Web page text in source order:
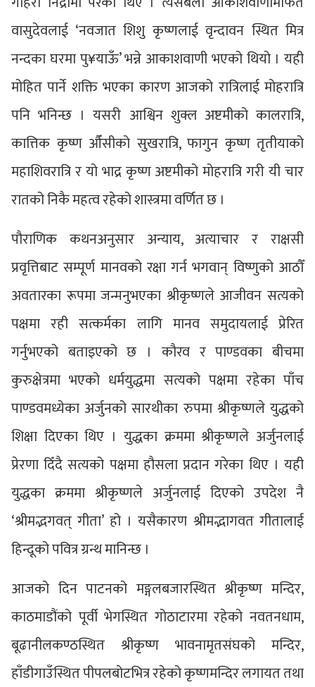
वासुदेवलाई ‘नवजात शिशु कृष्णलाई वृन्दावन स्थित मित्र
नन्दका घरमा पु¥याऊँ’ भन्ने आकाशवाणी भएको थियो । यही
मोहित पार्ने शक्ति भएका कारण आजको रात्रिलाई मोहरात्रि
पनि भनिन्छ । यसरी आश्विन शुक्ल अष्टमीको कालरात्रि,
कात्तिक कृष्ण औँसीको सुखरात्रि, फागुन कृष्ण तृतीयाको
महाशिवरात्रि र यो भाद्र कृष्ण अष्टमीको मोहरात्रि गरी यी चार
रातको निकै महत्व रहेको शास्त्रमा वर्णित छ ।
पौराणिक कथनअनुसार अन्याय, अत्याचार र राक्षसी
प्रवृत्तिबाट सम्पूर्ण मानवको रक्षा गर्न भगवान् विष्णुको आठौँ
अवतारका रूपमा जन्मनुभएका श्रीकृष्णले आजीवन सत्यको
पक्षमा रही सत्कर्मका लागि मानव समुदायलाई प्रेरित
गर्नुभएको बताइएको छ । कौरव र पाण्डवका बीचमा
कुरुक्षेत्रमा भएको धर्मयुद्धमा सत्यको पक्षमा रहेका पाँच
पाण्डवमध्येका अर्जुनको सारथीका रुपमा श्रीकृष्णले युद्धको
शिक्षा दिएका थिए । युद्धका क्रममा श्रीकृष्णले अर्जुनलाई
प्रेरणा दिँदै सत्यको पक्षमा हौसला प्रदान गरेका थिए । यही
युद्धका क्रममा श्रीकृष्णले अर्जुनलाई दिएको उपदेश नै
‘श्रीमद्भगवत् गीता’ हो । यसैकारण श्रीमद्भागवत गीतालाई
हिन्दूको पवित्र ग्रन्थ मानिन्छ ।
आजको दिन पाटनको मङ्गलबजारस्थित श्रीकृष्ण मन्दिर,
काठमाडौंको पूर्वी भेगस्थित गोठाटारमा रहेको नवतनधाम,
बूढानीलकण्ठस्थित श्रीकृष्ण भावनामृतसंघको मन्दिर,
हाँडीगाउँस्थित पीपलबोटभित्र रहेको कृष्णमन्दिर लगायत तथा